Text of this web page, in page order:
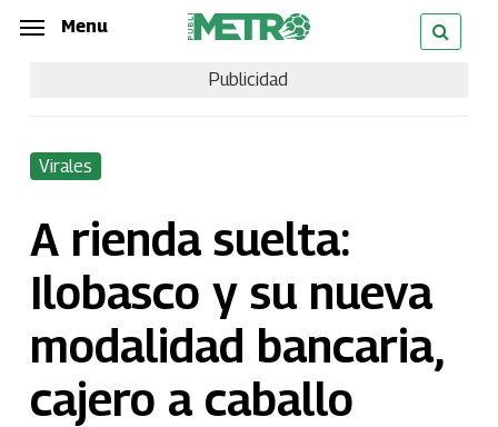
Skip
content
Menu
Publicidad
Virales
A rienda suelta:
Ilobasco y su nueva
modalidad bancaria,
cajero a caballo
Menu